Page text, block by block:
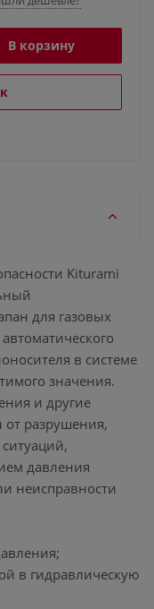
В корзину
Kiturami
для газовых
в системе
значения.
и другие
от разрушения,
давления
неисправности
в гидравлическую